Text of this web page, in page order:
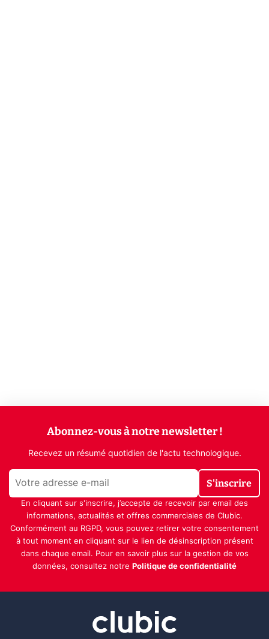
Abonnez-vous à notre newsletter !
Recevez un résumé quotidien de l'actu technologique.
S'inscrire
En cliquant sur s'inscrire, j’accepte de recevoir par email des
informations, actualités et offres commerciales de Clubic.
Conformément au RGPD, vous pouvez retirer votre consentement
à tout moment en cliquant sur le lien de désinscription présent
dans chaque email. Pour en savoir plus sur la gestion de vos
données, consultez notre Politique de confidentialité